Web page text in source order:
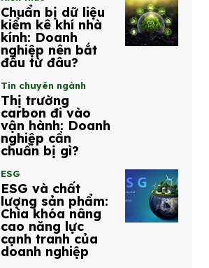
Chuẩn bị dữ liệu
kiểm kê khí nhà
kính: Doanh
nghiệp nên bắt
đầu từ đâu?
Tin chuyên ngành
Thị trường
carbon đi vào
vận hành: Doanh
nghiệp cần
chuẩn bị gì?
ESG
ESG và chất
lượng sản phẩm:
Chìa khóa nâng
cao năng lực
cạnh tranh của
doanh nghiệp